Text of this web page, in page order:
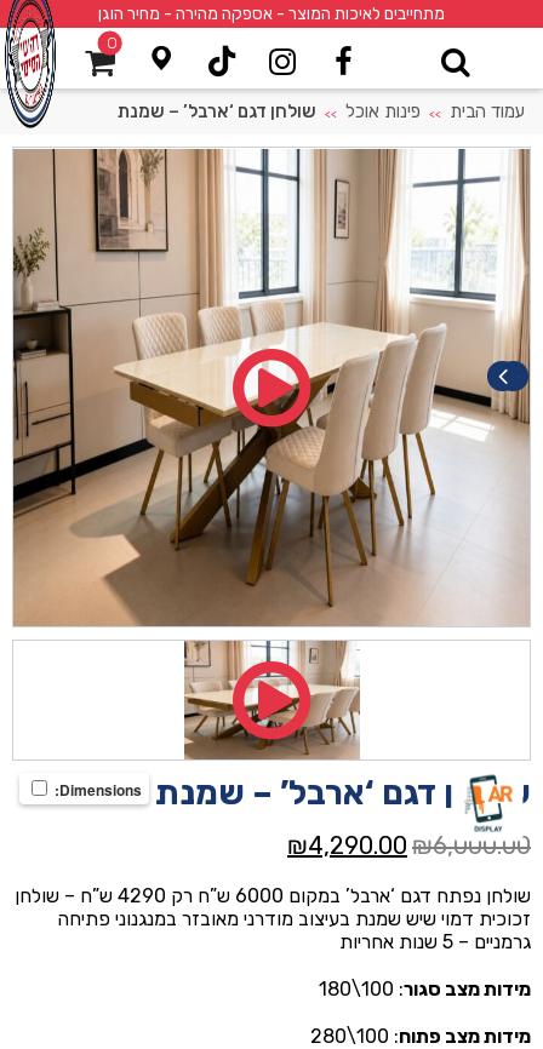
מתחייבים לאיכות המוצר - אספקה מהירה - מחיר הוגן
0
עמוד הבית >> פינות אוכל >> שולחן דגם ‘ארבל’ – שמנת
שולחן דגם ‘ארבל’ – שמנת
₪6,000.00
המחיר
היה:
₪6,000.00.
₪4,290.00
הוא:
₪4,290.00.
שולחן נפתח דגם ‘ארבל’ במקום 6000 ש”ח רק 4290 ש”ח – שולחן
זכוכית דמוי שיש שמנת בעיצוב מודרני מאובזר במנגנוני פתיחה
גרמניים – 5 שנות אחריות
מידות מצב סגור: 100\180
מידות מצב פתוח: 100\280
Dimensions: